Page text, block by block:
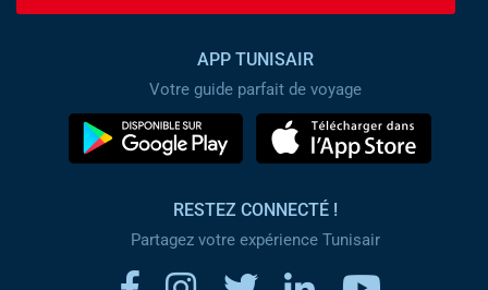
APP TUNISAIR
Votre guide parfait de voyage
RESTEZ CONNECTÉ !
Partagez votre expérience Tunisair